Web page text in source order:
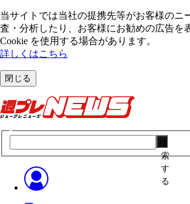
当サイトでは当社の提携先等がお客様のニ
査・分析したり、お客様にお勧めの広告を
Cookie を使⽤する場合があります。
詳しくはこちら
閉じる
索
す
る